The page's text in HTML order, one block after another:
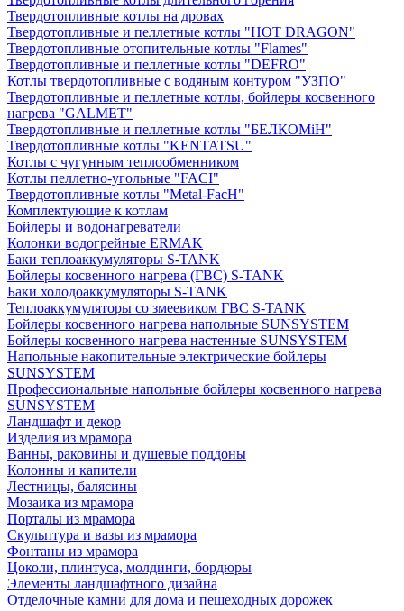
Твердотопливные котлы на дровах
Твердотопливные и пеллетные котлы "HOT DRAGON"
Твердотопливные отопительные котлы "Flames"
Твердотопливные и пеллетные котлы "DEFRO"
Котлы твердотопливные с водяным контуром "УЗПО"
Твердотопливные и пеллетные котлы, бойлеры косвенного
нагрева "GALMET"
Твердотопливные и пеллетные котлы "БЕЛКОМiН"
Твердотопливные котлы "KENTATSU"
Котлы с чугунным теплообменником
Котлы пеллетно-угольные "FACI"
Твердотопливные котлы "Metal-FacH"
Комплектующие к котлам
Бойлеры и водонагреватели
Колонки водогрейные ERMAK
Баки теплоаккумуляторы S-TANK
Бойлеры косвенного нагрева (ГВС) S-TANK
Баки холодоаккумуляторы S-TANK
Теплоаккумуляторы со змеевиком ГВС S-TANK
Бойлеры косвенного нагрева напольные SUNSYSTEM
Бойлеры косвенного нагрева настенные SUNSYSTEM
Напольные накопительные электрические бойлеры
SUNSYSTEM
Профессиональные напольные бойлеры косвенного нагрева
SUNSYSTEM
Ландшафт и декор
Изделия из мрамора
Ванны, раковины и душевые поддоны
Колонны и капители
Лестницы, балясины
Мозаика из мрамора
Порталы из мрамора
Скульптура и вазы из мрамора
Фонтаны из мрамора
Цоколи, плинтуса, молдинги, бордюры
Элементы ландшафтного дизайна
Отделочные камни для дома и пешеходных дорожек